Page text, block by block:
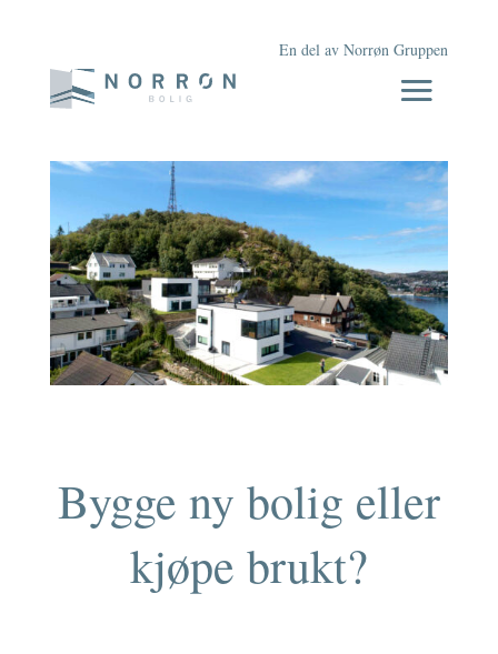
En del av Norrøn Gruppen
Bygge ny bolig eller
kjøpe brukt?